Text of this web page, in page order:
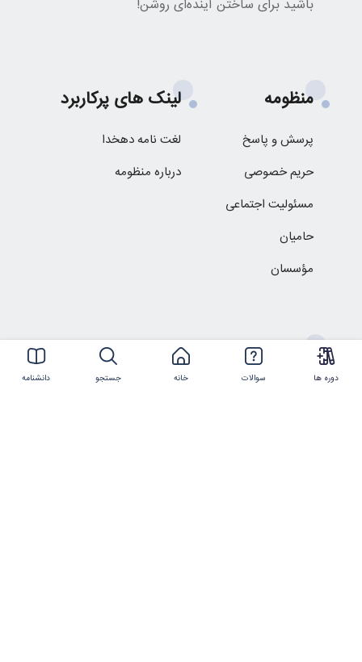
دوره ها سوالات خانه جستجو دانشنامه
باشید برای ساختن آینده‌ای روشن!
منظومه
پرسش و پاسخ
حریم خصوصی
مسئولیت اجتماعی
حامیان
مؤسسان
لینک های پرکاربرد
لغت نامه دهخدا
درباره منظومه
ارتباط با ما